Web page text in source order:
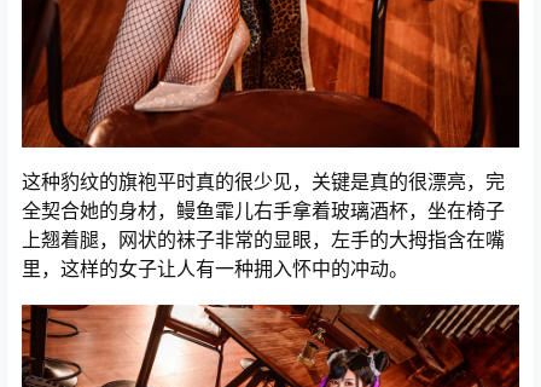
这种豹纹的旗袍平时真的很少见，关键是真的很漂亮，完
全契合她的身材，鳗鱼霏儿右手拿着玻璃酒杯，坐在椅子
上翘着腿，网状的袜子非常的显眼，左手的大拇指含在嘴
里，这样的女子让人有一种拥入怀中的冲动。